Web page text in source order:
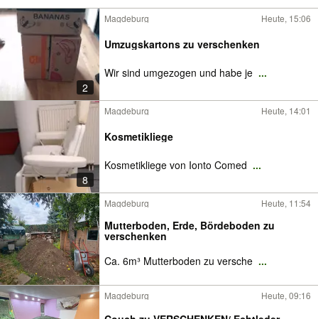
2
Magdeburg Heute, 15:06
Umzugskartons zu verschenken
Wir sind umgezogen und habe je ...
8
Magdeburg Heute, 14:01
Kosmetikliege
Kosmetikliege von Ionto Comed ...
Magdeburg Heute, 11:54
Mutterboden, Erde, Bördeboden zu
verschenken
Ca. 6m³ Mutterboden zu versche ...
Magdeburg Heute, 09:16